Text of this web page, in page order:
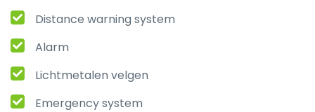
Distance warning system
Alarm
Lichtmetalen velgen
Emergency system